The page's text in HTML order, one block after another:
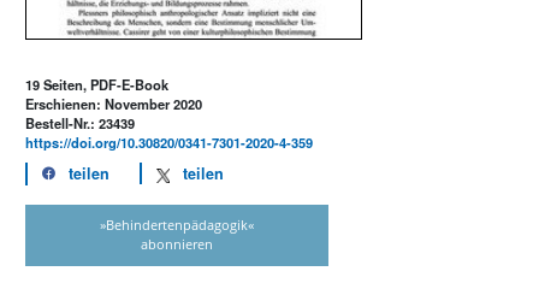
19 Seiten, PDF-E-Book
Erschienen: November 2020
Bestell-Nr.: 23439
https://doi.org/10.30820/0341-7301-2020-4-359
teilen teilen
»Behindertenpädagogik«
abonnieren